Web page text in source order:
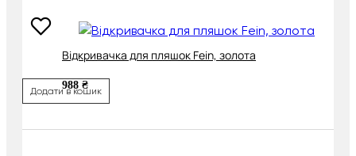
Відкривачка для пляшок Fein, золота
988 ₴
Додати в кошик